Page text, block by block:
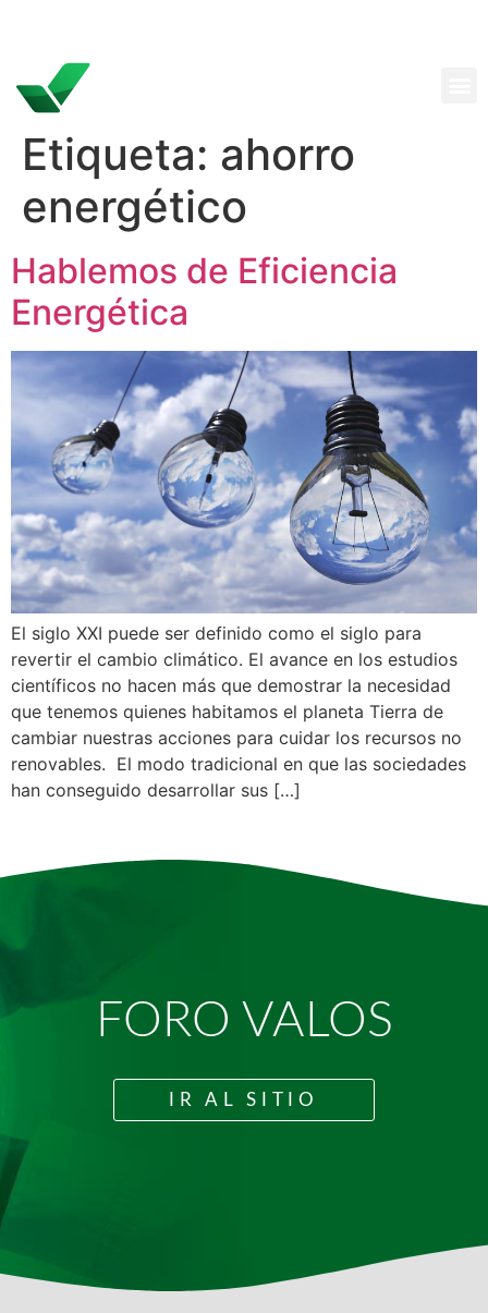
Etiqueta: ahorro
energético
Hablemos de Eficiencia
Energética
El siglo XXI puede ser definido como el siglo para
revertir el cambio climático. El avance en los estudios
científicos no hacen más que demostrar la necesidad
que tenemos quienes habitamos el planeta Tierra de
cambiar nuestras acciones para cuidar los recursos no
renovables. El modo tradicional en que las sociedades
han conseguido desarrollar sus […]
FORO VALOS
IR AL SITIO